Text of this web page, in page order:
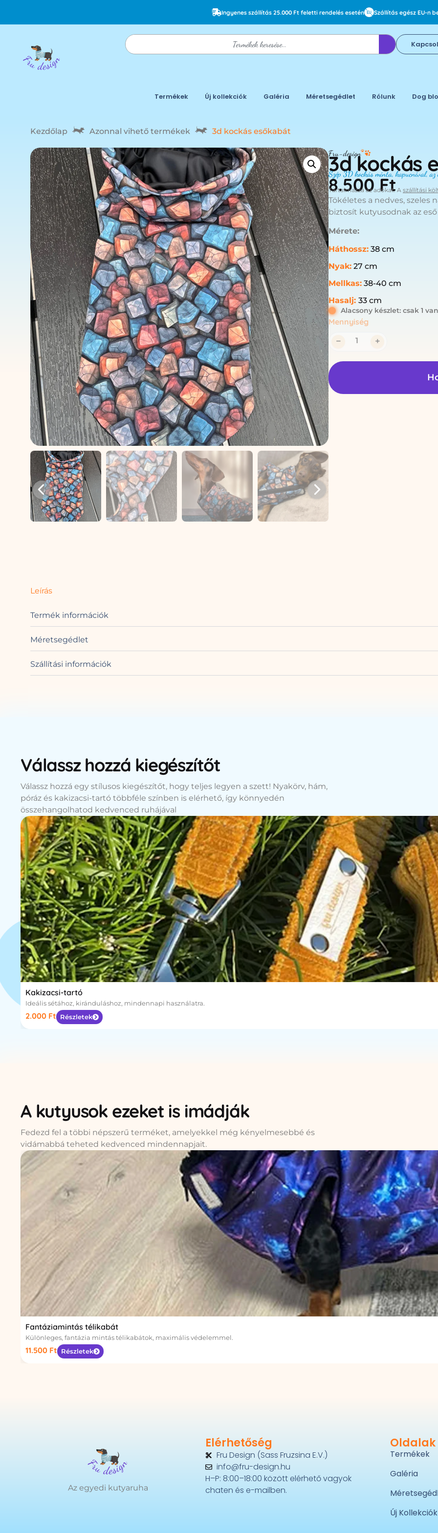
Ingyenes szállítás 25.000 Ft feletti rendelés esetén Szállítás egész EU-n
Termékek Új kollekciók Galéria Méretsegédlet Rólunk Dog
Kezdőlap Azonnal vihető termékek 3d kockás esőkabát
Fru-design
3d kockás
Szép 3D kockás minta, kapucnival, az
8.500Ft
Tartalmazza az adókat. A szállítási
Tökéletes a nedves, szeles
biztosít kutyusodnak az eső
Mérete:
Háthossz: 38 cm
Nyak: 27 cm
Mellkas: 38-40 cm
Hasalj: 33 cm
Alacsony készlet: csak 1
Mennyiség
− +
Leírás
Termék információk
Méretsegédlet
Szállítási információk
Válassz hozzá kiegészítőt
Válassz hozzá egy stílusos kiegészítőt, hogy teljes legyen a szett! Nyakörv, hám,
póráz és kakizacsi-tartó többféle színben is elérhető, így könnyedén
összehangolhatod kedvenced ruhájával
Kakizacsi-tartó
Ideális sétához, kiránduláshoz, mindennapi használatra.
2.000 Ft Részletek
A kutyusok ezeket is imádják
Fedezd fel a többi népszerű terméket, amelyekkel még kényelmesebbé és
vidámabbá teheted kedvenced mindennapjait.
Fantáziamintás télikabát
Különleges, fantázia mintás télikabátok, maximális védelemmel.
11.500 Ft Részletek
Az egyedi kutyaruha
Elérhetőség
Fru Design (Sass Fruzsina E.V.)
info@fru-design.hu
H–P: 8:00–18:00 között elérhető vagyok
chaten és e-mailben.
Oldalak
Termékek
Galéria
Új Kollekciók